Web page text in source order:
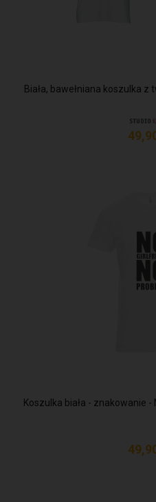
Biała, bawełniana koszulka
49,
Koszulka biała - znakowanie -
49,